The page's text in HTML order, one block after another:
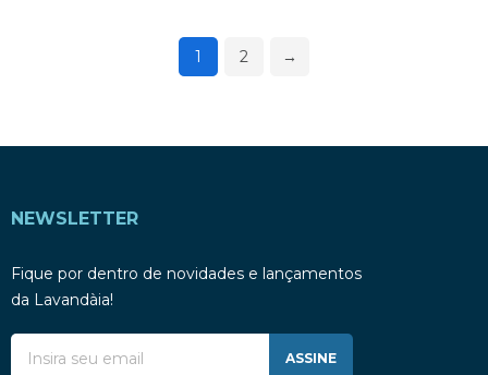
1 2 →
NEWSLETTER
Fique por dentro de novidades e lançamentos
da Lavandàia!
ASSINE